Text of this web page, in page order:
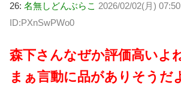
26: 名無しどんぶらこ 2026/02/02(月)
ID:PXnSwPWo0
森下さんなぜか評価高いよ
まぁ言動に品がありそうだ